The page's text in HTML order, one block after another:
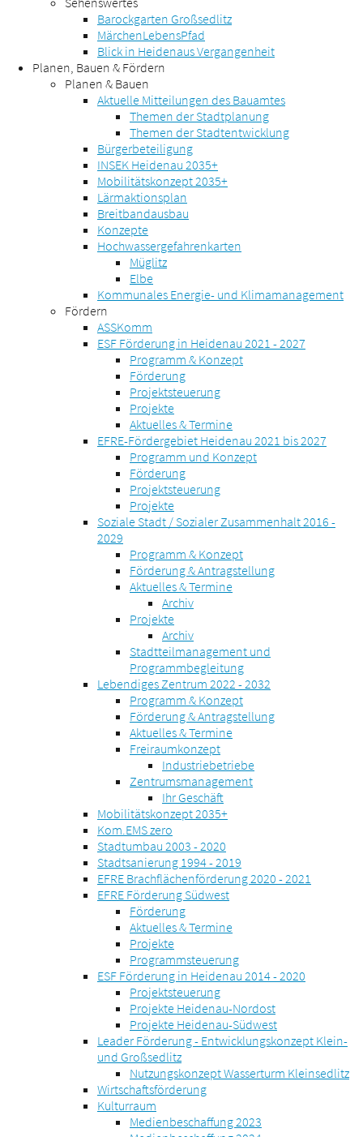
Barockgarten Großsedlitz
MärchenLebensPfad
Blick in Heidenaus Vergangenheit
Planen, Bauen & Fördern
Planen & Bauen
Aktuelle Mitteilungen des Bauamtes
Themen der Stadtplanung
Themen der Stadtentwicklung
Bürgerbeteiligung
INSEK Heidenau 2035+
Mobilitätskonzept 2035+
Lärmaktionsplan
Breitbandausbau
Konzepte
Hochwassergefahrenkarten
Müglitz
Elbe
Kommunales Energie- und Klimamanagement
Fördern
ASSKomm
ESF Förderung in Heidenau 2021 - 2027
Programm & Konzept
Förderung
Projektsteuerung
Projekte
Aktuelles & Termine
EFRE-Fördergebiet Heidenau 2021 bis 2027
Programm und Konzept
Förderung
Projektsteuerung
Projekte
Soziale Stadt / Sozialer Zusammenhalt 2016 -
2029
Programm & Konzept
Förderung & Antragstellung
Aktuelles & Termine
Archiv
Projekte
Archiv
Stadtteilmanagement und
Programmbegleitung
Lebendiges Zentrum 2022 - 2032
Programm & Konzept
Förderung & Antragstellung
Aktuelles & Termine
Freiraumkonzept
Industriebetriebe
Zentrumsmanagement
Ihr Geschäft
Mobilitätskonzept 2035+
Kom.EMS zero
Stadtumbau 2003 - 2020
Stadtsanierung 1994 - 2019
EFRE Brachflächenförderung 2020 - 2021
EFRE Förderung Südwest
Förderung
Aktuelles & Termine
Projekte
Programmsteuerung
ESF Förderung in Heidenau 2014 - 2020
Projektsteuerung
Projekte Heidenau-Nordost
Projekte Heidenau-Südwest
Leader Förderung - Entwicklungskonzept Klein-
und Großsedlitz
Nutzungskonzept Wasserturm Kleinsedlitz
Wirtschaftsförderung
Kulturraum
Medienbeschaffung 2023